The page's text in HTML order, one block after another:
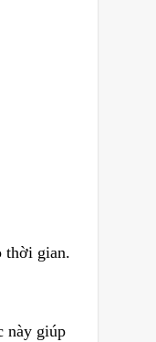
thời gian.
này giúp